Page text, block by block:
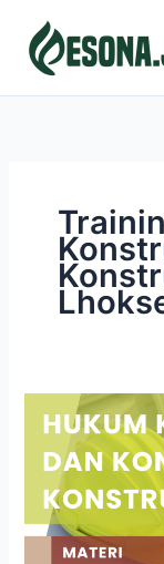
content
HUKUM
KONSTRUKSI
DAN
KONTRAK
KONSTRUKSI